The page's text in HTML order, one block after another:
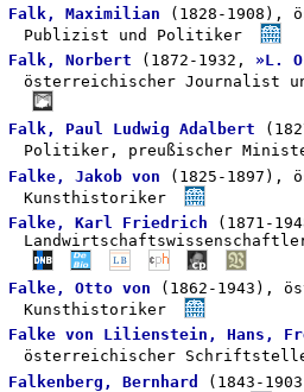
Falk, Maximilian (1828-1908),
Publizist und Politiker
Falk, Norbert (1872-1932, »L.
österreichischer Journalist
Falk, Paul Ludwig Adalbert
Politiker, preußischer
Falke, Jakob von (1825-1897),
Kunsthistoriker
Falke, Karl Friedrich (1871-
Falke, Otto von (1862-1943),
Kunsthistoriker
Falke von Lilienstein, Hans,
österreichischer
Falkenberg, Bernhard
(1843-